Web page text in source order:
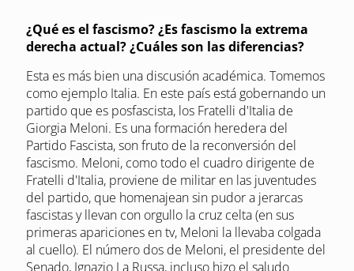
¿Qué es el fascismo? ¿Es fascismo la extrema
derecha actual? ¿Cuáles son las diferencias?
Esta es más bien una discusión académica. Tomemos
como ejemplo Italia. En este país está gobernando un
partido que es posfascista, los Fratelli d'Italia de
Giorgia Meloni. Es una formación heredera del
Partido Fascista, son fruto de la reconversión del
fascismo. Meloni, como todo el cuadro dirigente de
Fratelli d'Italia, proviene de militar en las juventudes
del partido, que homenajean sin pudor a jerarcas
fascistas y llevan con orgullo la cruz celta (en sus
primeras apariciones en tv, Meloni la llevaba colgada
al cuello). El número dos de Meloni, el presidente del
Senado, Ignazio La Russa, incluso hizo el saludo